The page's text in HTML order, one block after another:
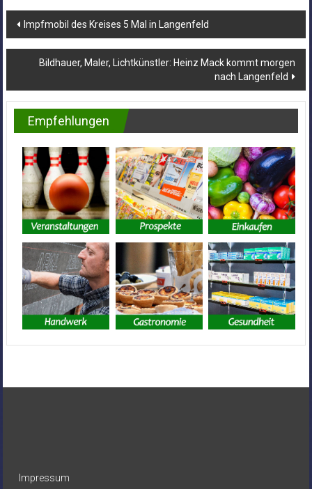
Beitragsnavigation
Impfmobil des Kreises 5 Mal in Langenfeld
Bildhauer, Maler, Lichtkünstler: Heinz Mack kommt morgen
nach Langenfeld
Empfehlungen
Impressum